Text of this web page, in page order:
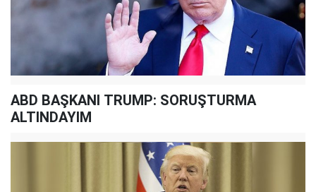
ABD BAŞKANI TRUMP: SORUŞTURMA
ALTINDAYIM